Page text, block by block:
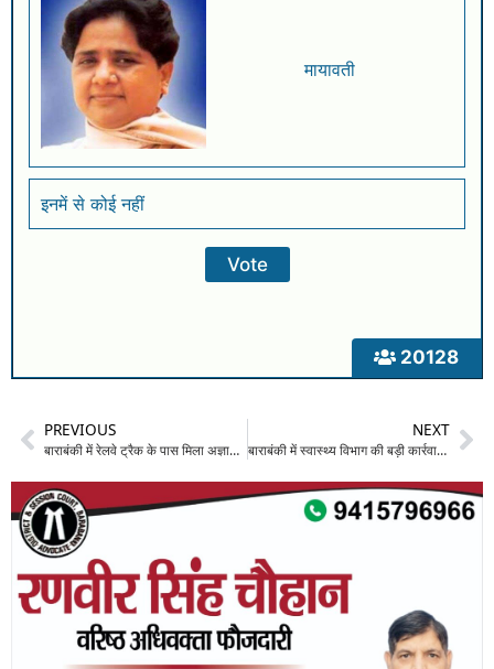
20128
मायावती
इनमें से कोई नहीं
PREVIOUS
बाराबंकी में रेलवे ट्रैक के पास मिला अज्ञात व्यक्ति का क्षत-विक्षत शव: ट्रेन की चपेट में आकर मृत्यु की आशंका, शिनाख्त के प्रयासों में जुटी जीआरपी
NEXT
बाराबंकी में स्वास्थ्य विभाग की बड़ी कार्रवाई: झोलाछाप डॉक्टरों पर कसा शिकंजा, 4 अवैध क्लीनिक सील, 4 अस्पतालों को नोटिस